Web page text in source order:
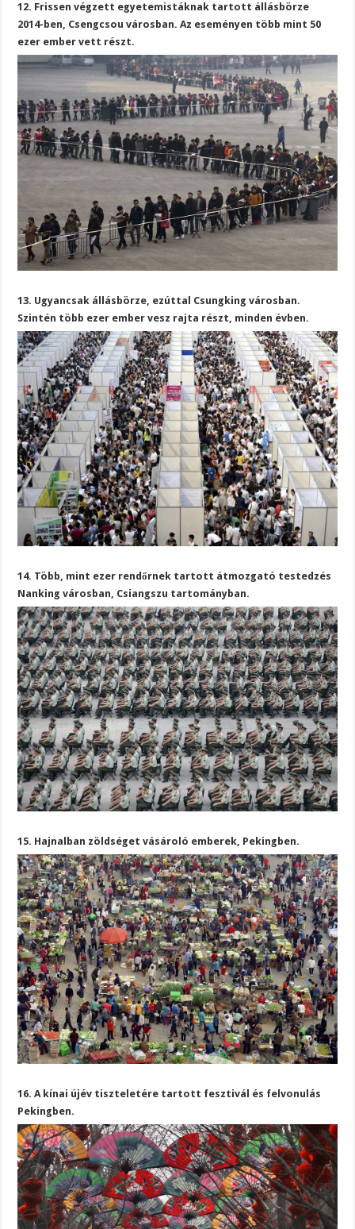
12. Frissen végzett egyetemistáknak tartott állásbörze
2014-ben, Csengcsou városban. Az eseményen több mint 50
ezer ember vett részt.
13. Ugyancsak állásbörze, ezúttal Csungking városban.
Szintén több ezer ember vesz rajta részt, minden évben.
14. Több, mint ezer rendőrnek tartott átmozgató testedzés
Nanking városban, Csiangszu tartományban.
15. Hajnalban zöldséget vásároló emberek, Pekingben.
16. A kínai újév tiszteletére tartott fesztivál és felvonulás
Pekingben.